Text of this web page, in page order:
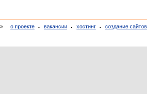
о проекте вакансии хостинг создание сайтов